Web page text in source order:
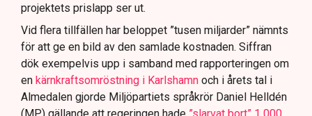
projektets prislapp ser ut.
Vid flera tillfällen har beloppet ”tusen miljarder” nämnts
för att ge en bild av den samlade kostnaden. Siffran
dök exempelvis upp i samband med rapporteringen om
en kärnkraftsomröstning i Karlshamn och i årets tal i
Almedalen gjorde Miljöpartiets språkrör Daniel Helldén